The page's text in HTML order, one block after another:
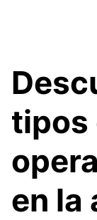
tipos
en la